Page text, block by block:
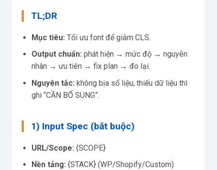
TL;DR
Mục tiêu: Tối ưu font để giảm CLS.
Output chuẩn: phát hiện → mức độ → nguyên
nhân → ưu tiên → fix plan → đo lại.
Nguyên tắc: không bịa số liệu; thiếu dữ liệu thì
ghi “CẦN BỔ SUNG”.
1) Input Spec (bắt buộc)
URL/Scope: {SCOPE}
Nền tảng: {STACK} (WP/Shopify/Custom)